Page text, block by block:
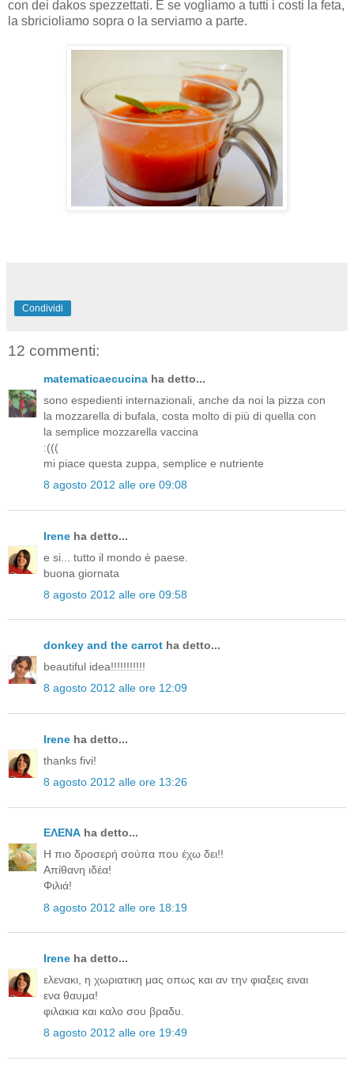
con dei dakos spezzettati. E se vogliamo a tutti i costi la feta,
la sbricioliamo sopra o la serviamo a parte.
Condividi
12 commenti:
matematicaecucina ha detto...
sono espedienti internazionali, anche da noi la pizza con
la mozzarella di bufala, costa molto di più di quella con
la semplice mozzarella vaccina
:(((
mi piace questa zuppa, semplice e nutriente
8 agosto 2012 alle ore 09:08
Irene ha detto...
e si... tutto il mondo è paese.
buona giornata
8 agosto 2012 alle ore 09:58
donkey and the carrot ha detto...
beautiful idea!!!!!!!!!!!
8 agosto 2012 alle ore 12:09
Irene ha detto...
thanks fivi!
8 agosto 2012 alle ore 13:26
ΕΛΕΝΑ ha detto...
Η πιο δροσερή σούπα που έχω δει!!
Απίθανη ιδέα!
Φιλιά!
8 agosto 2012 alle ore 18:19
Irene ha detto...
ελενακι, η χωριατικη μας οπως και αν την φιαξεις ειναι
ενα θαυμα!
φιλακια και καλο σου βραδυ.
8 agosto 2012 alle ore 19:49